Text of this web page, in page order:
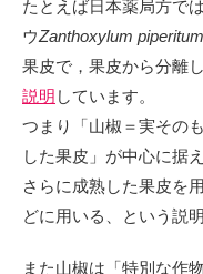
たとえば日本薬局方で
ウZanthoxylum piperitum
果皮で，果皮から分離
説明 しています。
つまり「山椒＝実その
した果皮」が中心に据
さらに成熟した果皮を
どに用いる、という説
また山椒は「特別な作